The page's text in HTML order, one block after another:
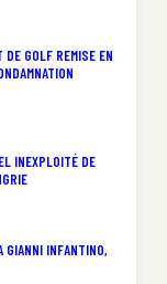
GOLF REMISE EN
INEXPLOITÉ DE
GIANNI INFANTINO,